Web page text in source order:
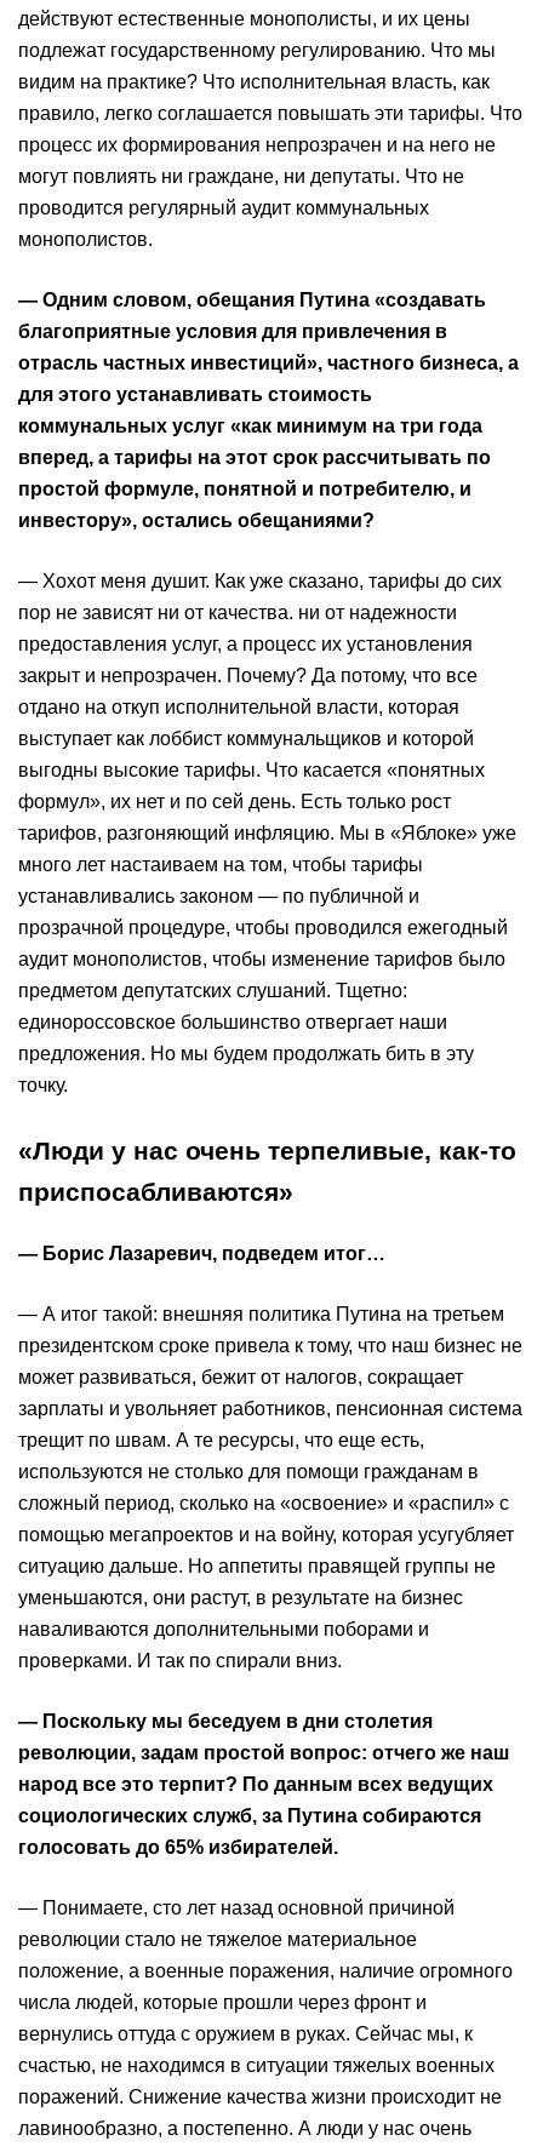
действуют естественные монополисты, и их цены
подлежат государственному регулированию. Что мы
видим на практике? Что исполнительная власть, как
правило, легко соглашается повышать эти тарифы. Что
процесс их формирования непрозрачен и на него не
могут повлиять ни граждане, ни депутаты. Что не
проводится регулярный аудит коммунальных
монополистов.
— Одним словом, обещания Путина «создавать
благоприятные условия для привлечения в
отрасль частных инвестиций», частного бизнеса, а
для этого устанавливать стоимость
коммунальных услуг «как минимум на три года
вперед, а тарифы на этот срок рассчитывать по
простой формуле, понятной и потребителю, и
инвестору», остались обещаниями?
— Хохот меня душит. Как уже сказано, тарифы до сих
пор не зависят ни от качества. ни от надежности
предоставления услуг, а процесс их установления
закрыт и непрозрачен. Почему? Да потому, что все
отдано на откуп исполнительной власти, которая
выступает как лоббист коммунальщиков и которой
выгодны высокие тарифы. Что касается «понятных
формул», их нет и по сей день. Есть только рост
тарифов, разгоняющий инфляцию. Мы в «Яблоке» уже
много лет настаиваем на том, чтобы тарифы
устанавливались законом — по публичной и
прозрачной процедуре, чтобы проводился ежегодный
аудит монополистов, чтобы изменение тарифов было
предметом депутатских слушаний. Тщетно:
единороссовское большинство отвергает наши
предложения. Но мы будем продолжать бить в эту
точку.
«Люди у нас очень терпеливые, как-то
приспосабливаются»
— Борис Лазаревич, подведем итог…
— А итог такой: внешняя политика Путина на третьем
президентском сроке привела к тому, что наш бизнес не
может развиваться, бежит от налогов, сокращает
зарплаты и увольняет работников, пенсионная система
трещит по швам. А те ресурсы, что еще есть,
используются не столько для помощи гражданам в
сложный период, сколько на «освоение» и «распил» с
помощью мегапроектов и на войну, которая усугубляет
ситуацию дальше. Но аппетиты правящей группы не
уменьшаются, они растут, в результате на бизнес
наваливаются дополнительными поборами и
проверками. И так по спирали вниз.
— Поскольку мы беседуем в дни столетия
революции, задам простой вопрос: отчего же наш
народ все это терпит? По данным всех ведущих
социологических служб, за Путина собираются
голосовать до 65% избирателей.
— Понимаете, сто лет назад основной причиной
революции стало не тяжелое материальное
положение, а военные поражения, наличие огромного
числа людей, которые прошли через фронт и
вернулись оттуда с оружием в руках. Сейчас мы, к
счастью, не находимся в ситуации тяжелых военных
поражений. Снижение качества жизни происходит не
лавинообразно, а постепенно. А люди у нас очень